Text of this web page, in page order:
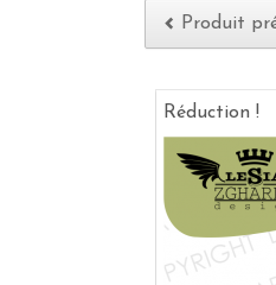
Produit
Réduction !